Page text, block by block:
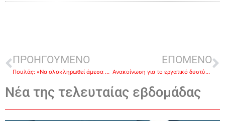
ΠΡΟΗΓΟΥΜΕΝΟ
Πουλάς: «Να ολοκληρωθεί άμεσα η δημιουργία Κέντρου Πιστοποίησης Αναπηρίας (ΚΕ.Π.Α.) στην Αργολίδα»
ΕΠΟΜΕΝΟ
Ανακοίνωση για το εργατικό δυστύχημα με το νεκρό οικοδόμο στη ΒΙ.ΠΕ. Τρίπολης
Νέα της τελευταίας εβδομάδας